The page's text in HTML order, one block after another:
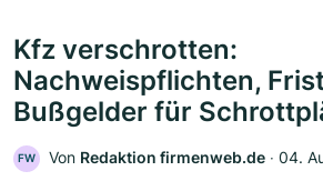
Kfz verschrotten:
Nachweispflichten,
Bußgelder für
FW Von Redaktion firmenweb.de ‧ 04.